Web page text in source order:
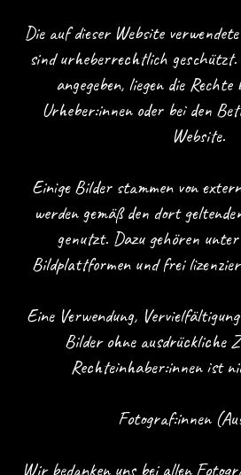
Die auf dieser Website
sind urheberrechtlich
angegeben, liegen die Rechte
Urheber:innen oder bei den
Website.
Einige Bilder stammen von
werden gemäß den dort
genutzt. Dazu gehören
Bildplattformen und frei
Eine Verwendung,
Bilder ohne ausdrückliche
Rechteinhaber:innen ist
Fotograf:innen
Wir bedanken uns bei allen